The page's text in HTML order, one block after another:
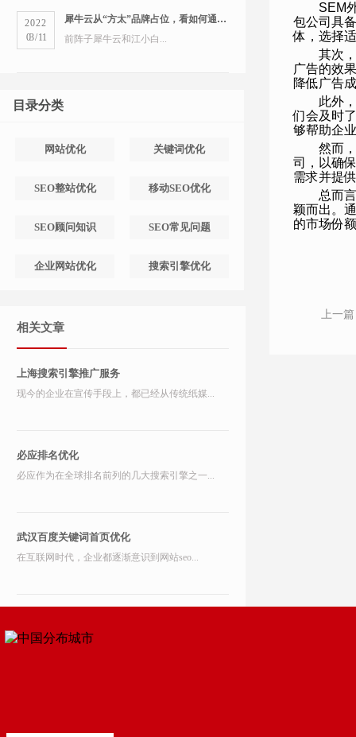
2022
03/11
犀牛云从“方太”品牌占位，看如何通过搜索引擎占领市场
前阵子犀牛云和江小白...
目录分类
网站优化 关键词优化
SEO整站优化 移动SEO优化
SEO顾问知识 SEO常见问题
企业网站优化 搜索引擎优化
相关文章
上海搜索引擎推广服务
现今的企业在宣传手段上，都已经从传统纸媒...
必应排名优化
必应作为在全球排名前列的几大搜索引擎之一...
武汉百度关键词首页优化
在互联网时代，企业都逐渐意识到网站seo...
SEM
包公司具
体，选择
其次
广告的效
降低广告
此外
们会及时
够帮助企
然而
司，以确
需求并提
总而
颖而出。
的市场份
上一